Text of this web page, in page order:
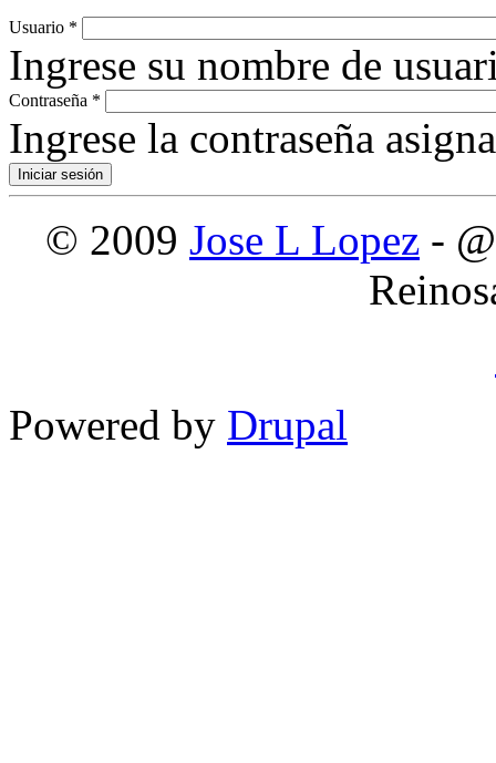
Usuario *
Ingrese su nombre de
Contraseña *
Ingrese la contraseña
© 2009 Jose L Lopez -
Powered by Drupal